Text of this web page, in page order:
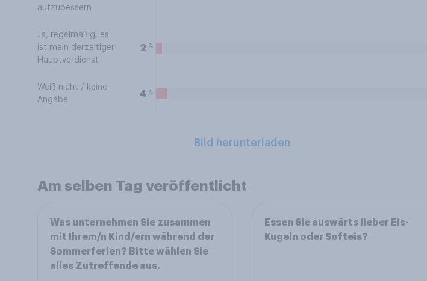
aufzubessern
Ja, regelmäßig, es
ist mein derzeitiger
Hauptverdienst
2 %
Weiß nicht / keine
Angabe
4 %
Bild herunterladen
Am selben Tag veröffentlicht
Was unternehmen Sie zusammen
mit Ihrem/n Kind/ern während der
Sommerferien? Bitte wählen Sie
alles Zutreffende aus.
Essen Sie auswärts lieber Eis-
Kugeln oder Softeis?